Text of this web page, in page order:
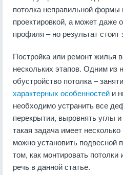
потолка неправильной формы
проектировкой, а может даже
профиля – но результат
Постройка или ремонт жилья
нескольких этапов. Одним из
обустройство потолка –
характерных особенностей и
необходимо устранить все
перекрытии, выровнять углы
такая задача имеет
можно установить подвесной
том, как монтировать потолки
речь в данной статье.